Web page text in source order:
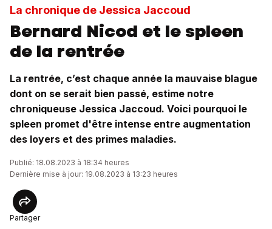
La chronique de Jessica Jaccoud
Bernard Nicod et le spleen
de la rentrée
La rentrée, c’est chaque année la mauvaise blague
dont on se serait bien passé, estime notre
chroniqueuse Jessica Jaccoud. Voici pourquoi le
spleen promet d'être intense entre augmentation
des loyers et des primes maladies.
Publié: 18.08.2023 à 18:34 heures
Dernière mise à jour: 19.08.2023 à 13:23 heures
Partager